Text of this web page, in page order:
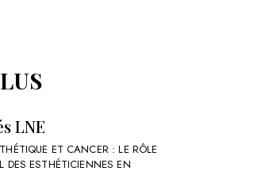
LNE
ET CANCER : LE RÔLE
DES ESTHÉTICIENNES EN